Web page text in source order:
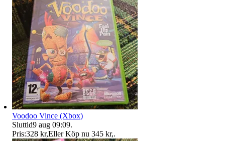
Voodoo Vince (Xbox)
Sluttid9 aug 09:09.
Pris:328 kr,Eller Köp nu 345 kr,.